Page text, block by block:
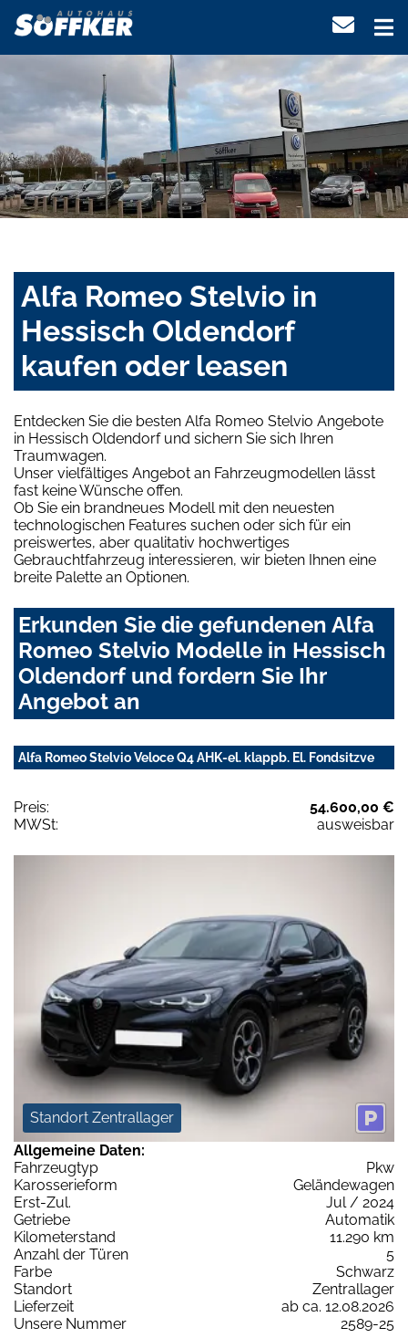
Alfa Romeo Stelvio in
Hessisch Oldendorf
kaufen oder leasen
Entdecken Sie die besten Alfa Romeo Stelvio Angebote
in Hessisch Oldendorf und sichern Sie sich Ihren
Traumwagen.
Unser vielfältiges Angebot an Fahrzeugmodellen lässt
fast keine Wünsche offen.
Ob Sie ein brandneues Modell mit den neuesten
technologischen Features suchen oder sich für ein
preiswertes, aber qualitativ hochwertiges
Gebrauchtfahrzeug interessieren, wir bieten Ihnen eine
breite Palette an Optionen.
Erkunden Sie die gefundenen Alfa
Romeo Stelvio Modelle in Hessisch
Oldendorf und fordern Sie Ihr
Angebot an
Alfa Romeo Stelvio Veloce Q4 AHK-el. klappb. El. Fondsitzve
Preis:
54.600,00 €
MWSt:
ausweisbar
Standort Zentrallager
Allgemeine Daten:
Fahrzeugtyp
Pkw
Karosserieform
Geländewagen
Erst-Zul.
Jul / 2024
Getriebe
Automatik
Kilometerstand
11.290 km
Anzahl der Türen
5
Farbe
Schwarz
Standort
Zentrallager
Lieferzeit
ab ca. 12.08.2026
Unsere Nummer
2589-25